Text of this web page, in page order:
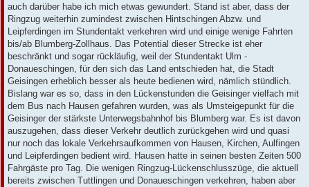
a
auch darüber habe ich mich etwas gewundert. Stand ist aber, dass der
Ringzug weiterhin zumindest zwischen Hintschingen Abzw. und
Leipferdingen im Stundentakt verkehren wird und einige wenige Fahrten
bis/ab Blumberg-Zollhaus. Das Potential dieser Strecke ist eher
beschränkt und sogar rückläufig, weil der Stundentakt Ulm -
Donaueschingen, für den sich das Land entschieden hat, die Stadt
Geisingen erheblich besser als heute bedienen wird, nämlich stündlich.
Bislang war es so, dass in den Lückenstunden die Geisinger vielfach mit
dem Bus nach Hausen gefahren wurden, was als Umsteigepunkt für die
Geisinger der stärkste Unterwegsbahnhof bis Blumberg war. Es ist davon
auszugehen, dass dieser Verkehr deutlich zurückgehen wird und quasi
nur noch das lokale Verkehrsaufkommen von Hausen, Kirchen, Aulfingen
und Leipferdingen bedient wird. Hausen hatte in seinen besten Zeiten 500
Fahrgäste pro Tag. Die wenigen Ringzug-Lückenschlusszüge, die aktuell
bereits zwischen Tuttlingen und Donaueschingen verkehren, haben aber